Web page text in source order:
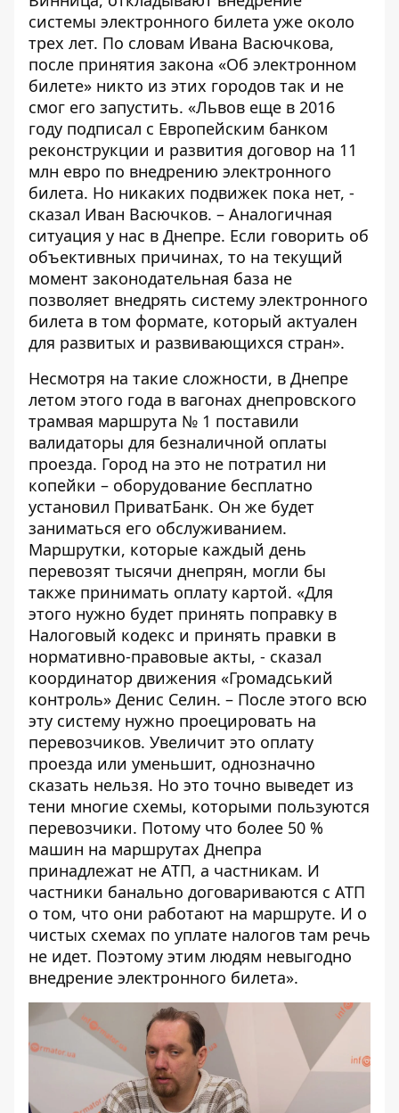
системы электронного билета уже около
трех лет. По словам Ивана Васючкова,
после принятия закона «Об электронном
билете» никто из этих городов так и не
смог его запустить. «Львов еще в 2016
году подписал с Европейским банком
реконструкции и развития договор на 11
млн евро по внедрению электронного
билета. Но никаких подвижек пока нет, -
сказал Иван Васючков. – Аналогичная
ситуация у нас в Днепре. Если говорить об
объективных причинах, то на текущий
момент законодательная база не
позволяет внедрять систему электронного
билета в том формате, который актуален
для развитых и развивающихся стран».
Несмотря на такие сложности, в Днепре
летом этого года в вагонах днепровского
трамвая маршрута № 1 поставили
валидаторы для безналичной оплаты
проезда. Город на это не потратил ни
копейки – оборудование бесплатно
установил ПриватБанк. Он же будет
заниматься его обслуживанием.
Маршрутки, которые каждый день
перевозят тысячи днепрян, могли бы
также принимать оплату картой. «Для
этого нужно будет принять поправку в
Налоговый кодекс и принять правки в
нормативно-правовые акты, - сказал
координатор движения «Громадський
контроль» Денис Селин. – После этого всю
эту систему нужно проецировать на
перевозчиков. Увеличит это оплату
проезда или уменьшит, однозначно
сказать нельзя. Но это точно выведет из
тени многие схемы, которыми пользуются
перевозчики. Потому что более 50 %
машин на маршрутах Днепра
принадлежат не АТП, а частникам. И
частники банально договариваются с АТП
о том, что они работают на маршруте. И о
чистых схемах по уплате налогов там речь
не идет. Поэтому этим людям невыгодно
внедрение электронного билета».